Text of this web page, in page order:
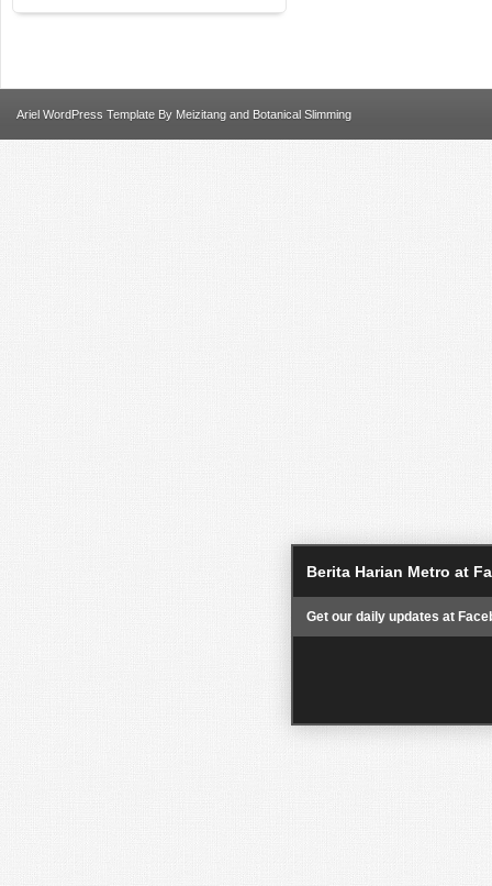
Ariel WordPress Template By Meizitang and Botanical Slimming
Berita Harian Metro at
Get our daily updates at